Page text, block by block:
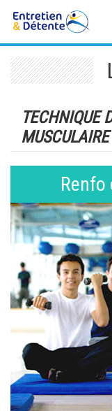
TECHNIQUE
MUSCULAIRE
Renfo